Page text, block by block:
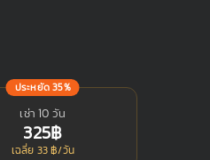
ประหยัด 35%
เช่า 10 วัน
325฿
เฉลี่ย 33 ฿/วัน